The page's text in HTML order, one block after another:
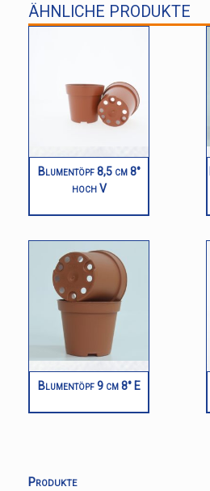
ÄHNLICHE PRODUKTE
Blumentöpf 8,5 cm 8°
hoch V
Blumentöpf 9 cm 8° E
Produkte